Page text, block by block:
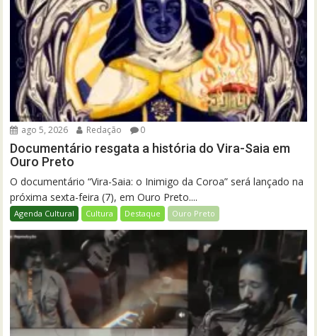
ago 5, 2026 Redação 0
Documentário resgata a história do Vira-Saia em
Ouro Preto
O documentário “Vira-Saia: o Inimigo da Coroa” será lançado na
próxima sexta-feira (7), em Ouro Preto....
Agenda Cultural Cultura Destaque Ouro Preto